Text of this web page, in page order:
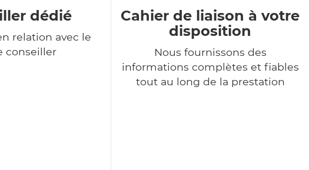
dédié
relation avec le
conseiller
Cahier de liaison à votre
disposition
Nous fournissons des
informations complètes et fiables
tout au long de la prestation